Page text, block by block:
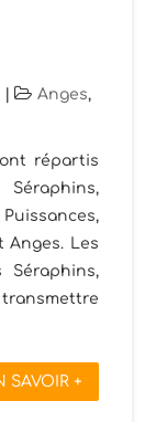
| Anges,
répartis
Anges. Les
SAVOIR +